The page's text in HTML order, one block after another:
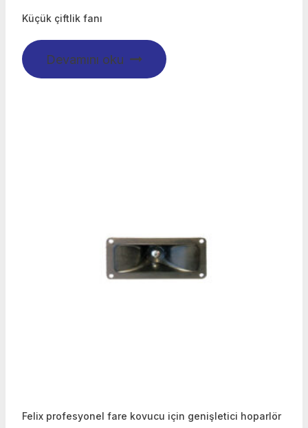
Küçük çiftlik fanı
Devamını oku
Felix profesyonel fare kovucu için genişletici hoparlör